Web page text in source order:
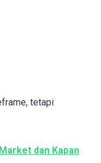
tetapi
dan Kapan